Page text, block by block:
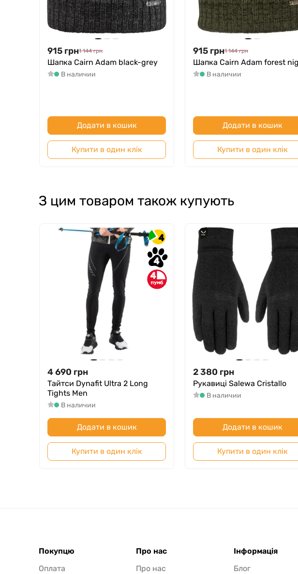
915 грн1 144 грн
Шапка Cairn Adam black-grey
В наличии
Додати в кошик
Купити в один клік
915 грн1 144 грн
Шапка Cairn Adam forest
В наличии
Додати в кошик
Купити в один клік
З цим товаром також купують
4
4
4
4 690 грн
Тайтси Dynafit Ultra 2 Long
Tights Men
В наличии
Додати в кошик
Купити в один клік
2 380 грн
Рукавиці Salewa Cristallo
В наличии
Додати в кошик
Купити в один клік
Покупцю
Оплата
Про нас
Про нас
Інформація
Блог